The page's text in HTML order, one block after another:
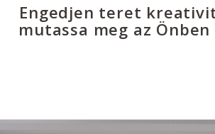
Engedjen teret
mutassa meg az